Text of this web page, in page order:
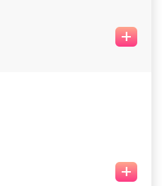
+
+